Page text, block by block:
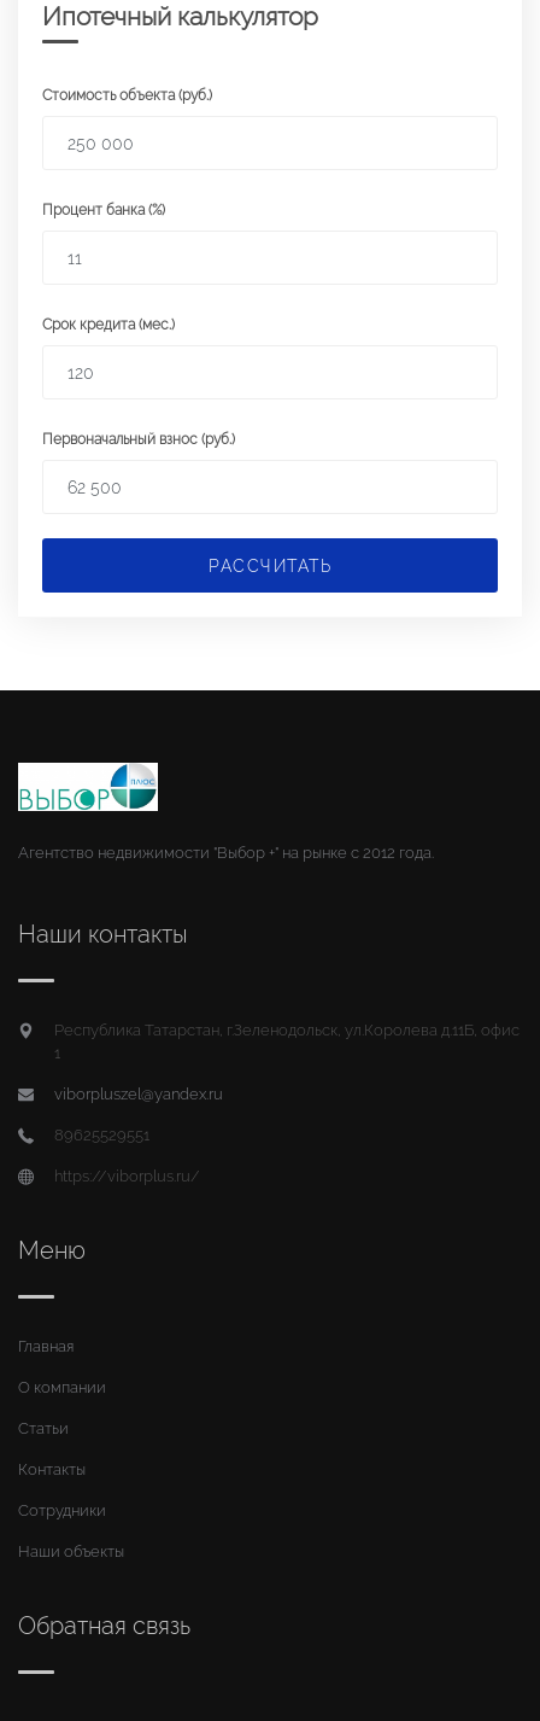
Ипотечный калькулятор
Стоимость объекта (руб.)
Процент банка (%)
Срок кредита (мес.)
Первоначальный взнос (руб.)
РАССЧИТАТЬ
Агентство недвижимости "Выбор +" на рынке с 2012 года.
Наши контакты
Республика Татарстан, г.Зеленодольск, ул.Королева д.11Б, офис
1
viborpluszel@yandex.ru
89625529551
https://viborplus.ru/
Меню
Главная
О компании
Статьи
Контакты
Сотрудники
Наши объекты
Обратная связь